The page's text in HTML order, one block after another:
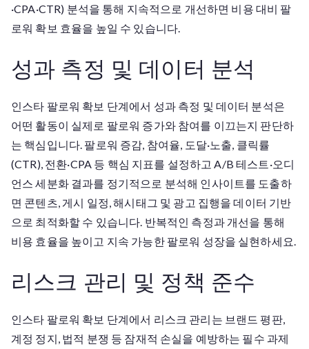
·CPA·CTR) 분석을 통해 지속적으로 개선하면 비용 대비 팔
로워 확보 효율을 높일 수 있습니다.
성과 측정 및 데이터 분석
인스타 팔로워 확보 단계에서 성과 측정 및 데이터 분석은
어떤 활동이 실제로 팔로워 증가와 참여를 이끄는지 판단하
는 핵심입니다. 팔로워 증감, 참여율, 도달·노출, 클릭률
(CTR), 전환·CPA 등 핵심 지표를 설정하고 A/B 테스트·오디
언스 세분화 결과를 정기적으로 분석해 인사이트를 도출하
면 콘텐츠, 게시 일정, 해시태그 및 광고 집행을 데이터 기반
으로 최적화할 수 있습니다. 반복적인 측정과 개선을 통해
비용 효율을 높이고 지속 가능한 팔로워 성장을 실현하세요.
리스크 관리 및 정책 준수
인스타 팔로워 확보 단계에서 리스크 관리는 브랜드 평판,
계정 정지, 법적 분쟁 등 잠재적 손실을 예방하는 필수 과제